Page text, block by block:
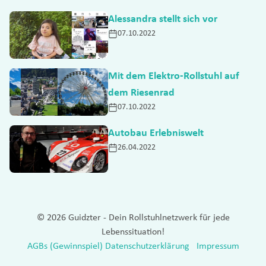
Alessandra stellt sich vor
07.10.2022
Mit dem Elektro-Rollstuhl auf
dem Riesenrad
07.10.2022
Autobau Erlebniswelt
26.04.2022
© 2026 Guidzter - Dein Rollstuhlnetzwerk für jede
Lebenssituation!
AGBs (Gewinnspiel) Datenschutzerklärung Impressum